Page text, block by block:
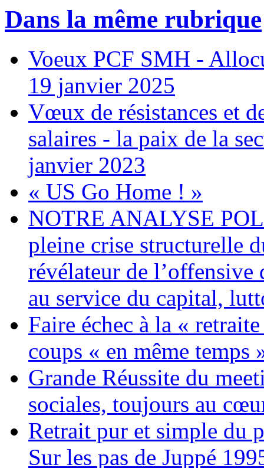
Dans la même rubrique
Voeux PCF SMH -
19 janvier 2025
Vœux de résistances et
salaires - la paix de la
janvier 2023
« US Go Home ! »
NOTRE ANALYSE
pleine crise structurelle
révélateur de
au service du capital,
Faire échec à la «
coups « en même temps
Grande Réussite du
sociales, toujours au
Retrait pur et simple du
Sur les pas de Juppé